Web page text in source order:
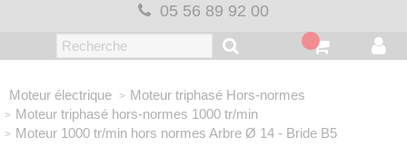
05 56 89 92 00
Moteur électrique Moteur triphasé Hors-normes
Moteur triphasé hors-normes 1000 tr/min
Moteur 1000 tr/min hors normes Arbre Ø 14 - Bride B5